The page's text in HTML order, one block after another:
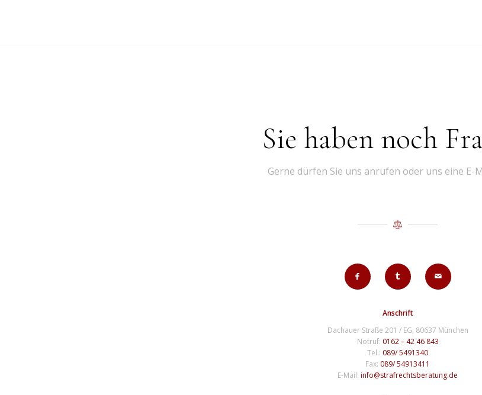
Sie haben noch
Gerne dürfen Sie uns anrufen oder uns eine E-
Anschrift
Dachauer Straße 201 / EG, 80637 München
Notruf: 0162 – 42 46 843
Tel.: 089/ 5491340
Fax: 089/ 54913411
E-Mail:info@strafrechtsberatung.de